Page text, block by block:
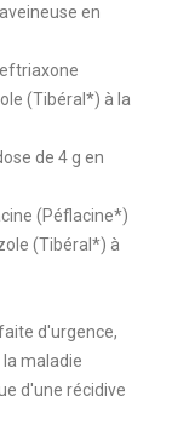
en
(Tibéral*) à la
de 4 g en
(Péflacine*)
(Tibéral*) à
d'urgence,
maladie
d'une récidive